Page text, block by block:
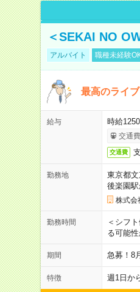
＜SEKAI NO
アルバイト 職種未経験
最高のライ
給与 時給
交通
交通費
勤務地
東京都
後楽園
株式会
勤務時間
＜シフ
る可能
期間 急募！8
特徴 週1日か